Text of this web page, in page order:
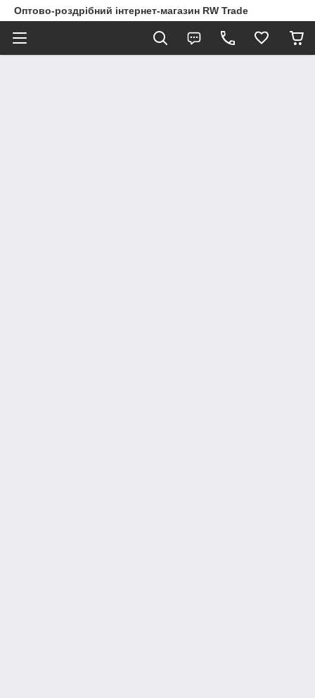
Оптово-роздрібний інтернет-магазин RW Trade